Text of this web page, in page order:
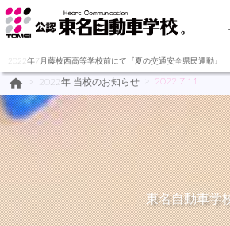
2022年7月藤枝西高等学校前にて『夏の交通安全県民運動』
home 2022年 当校のお知らせ 2022.7.11
東名自動車学